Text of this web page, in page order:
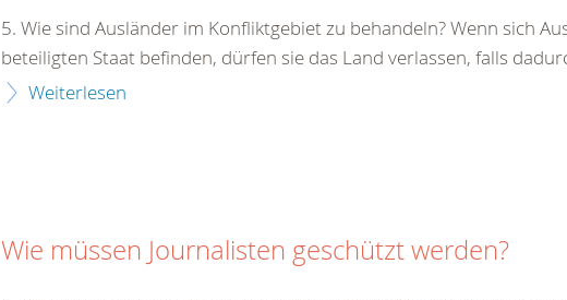
5. Wie sind Ausländer im Konfliktgebiet zu behandeln? Wenn sich
beteiligten Staat befinden, dürfen sie das Land verlassen, falls
Weiterlesen
Wie müssen Journalisten geschützt werden?